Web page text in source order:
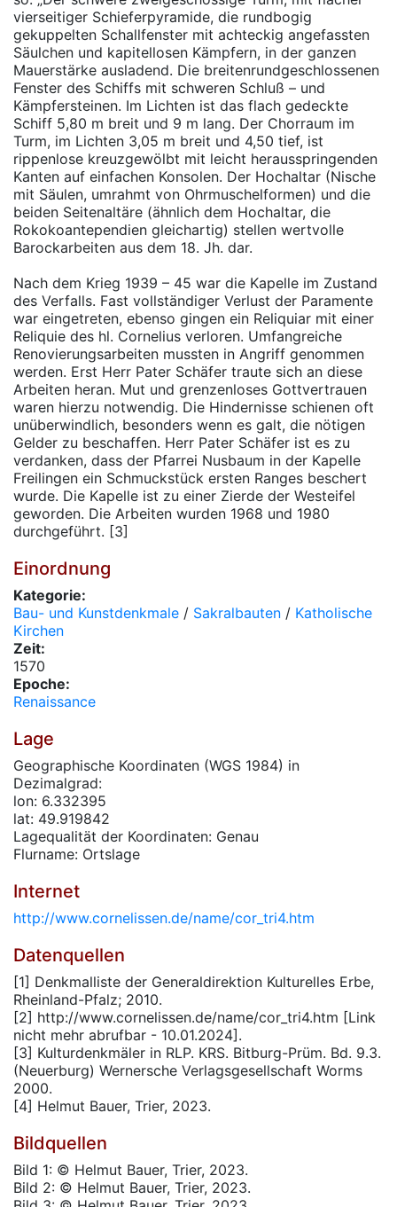
vierseitiger Schieferpyramide, die rundbogig
gekuppelten Schallfenster mit achteckig angefassten
Säulchen und kapitellosen Kämpfern, in der ganzen
Mauerstärke ausladend. Die breitenrundgeschlossenen
Fenster des Schiffs mit schweren Schluß – und
Kämpfersteinen. Im Lichten ist das flach gedeckte
Schiff 5,80 m breit und 9 m lang. Der Chorraum im
Turm, im Lichten 3,05 m breit und 4,50 tief, ist
rippenlose kreuzgewölbt mit leicht herausspringenden
Kanten auf einfachen Konsolen. Der Hochaltar (Nische
mit Säulen, umrahmt von Ohrmuschelformen) und die
beiden Seitenaltäre (ähnlich dem Hochaltar, die
Rokokoantependien gleichartig) stellen wertvolle
Barockarbeiten aus dem 18. Jh. dar.
Nach dem Krieg 1939 – 45 war die Kapelle im Zustand
des Verfalls. Fast vollständiger Verlust der Paramente
war eingetreten, ebenso gingen ein Reliquiar mit einer
Reliquie des hl. Cornelius verloren. Umfangreiche
Renovierungsarbeiten mussten in Angriff genommen
werden. Erst Herr Pater Schäfer traute sich an diese
Arbeiten heran. Mut und grenzenloses Gottvertrauen
waren hierzu notwendig. Die Hindernisse schienen oft
unüberwindlich, besonders wenn es galt, die nötigen
Gelder zu beschaffen. Herr Pater Schäfer ist es zu
verdanken, dass der Pfarrei Nusbaum in der Kapelle
Freilingen ein Schmuckstück ersten Ranges beschert
wurde. Die Kapelle ist zu einer Zierde der Westeifel
geworden. Die Arbeiten wurden 1968 und 1980
durchgeführt. [3]
Einordnung
Kategorie:
Bau- und Kunstdenkmale / Sakralbauten / Katholische
Kirchen
Zeit:
1570
Epoche:
Renaissance
Lage
Geographische Koordinaten (WGS 1984) in
Dezimalgrad:
lon: 6.332395
lat: 49.919842
Lagequalität der Koordinaten: Genau
Flurname: Ortslage
Internet
http://www.cornelissen.de/name/cor_tri4.htm
Datenquellen
[1] Denkmalliste der Generaldirektion Kulturelles Erbe,
Rheinland-Pfalz; 2010.
[2] http://www.cornelissen.de/name/cor_tri4.htm [Link
nicht mehr abrufbar - 10.01.2024].
[3] Kulturdenkmäler in RLP. KRS. Bitburg-Prüm. Bd. 9.3.
(Neuerburg) Wernersche Verlagsgesellschaft Worms
2000.
[4] Helmut Bauer, Trier, 2023.
Bildquellen
Bild 1: © Helmut Bauer, Trier, 2023.
Bild 2: © Helmut Bauer, Trier, 2023.